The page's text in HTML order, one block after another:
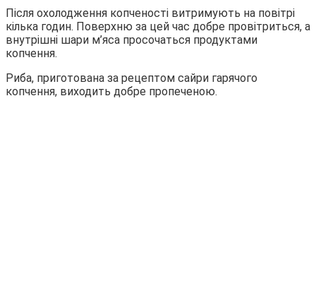
Після охолодження копченості витримують на повітрі
кілька годин. Поверхню за цей час добре провітриться, а
внутрішні шари м’яса просочаться продуктами
копчення.
Риба, приготована за рецептом сайри гарячого
копчення, виходить добре пропеченою.